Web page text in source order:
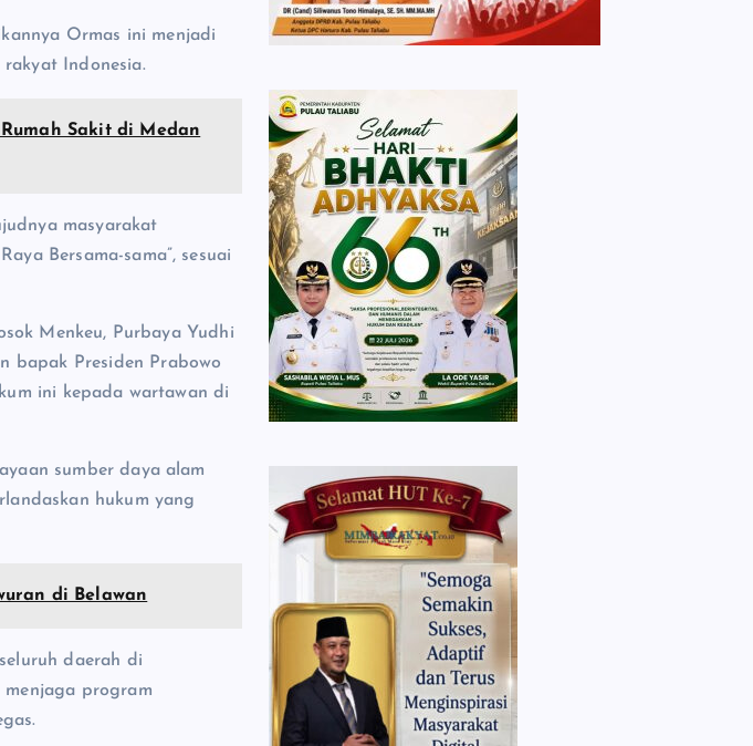
Ormas ini menjadi
Indonesia.
Sakit di Medan
masyarakat
Bersama-sama”, sesuai
Menkeu, Purbaya Yudhi
bapak Presiden Prabowo
ini kepada wartawan di
sumber daya alam
hukum yang
di Belawan
daerah di
program